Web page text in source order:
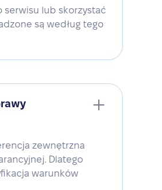
serwisu lub skorzystać
są według tego
zewnętrzna
Dlatego
warunków